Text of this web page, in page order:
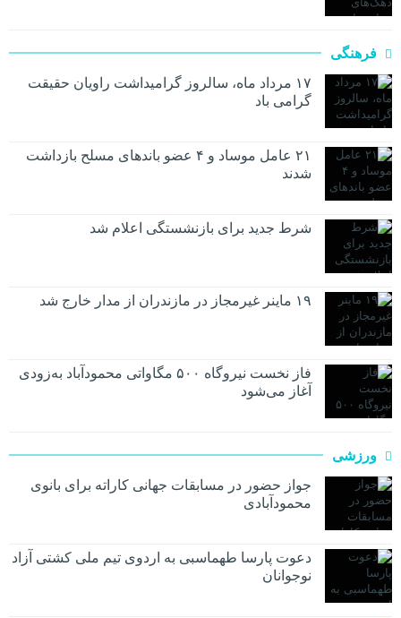
فرهنگی
۱۷ مرداد ماه، سالروز گرامیداشت راویان حقیقت
گرامی باد
۲۱ عامل موساد و ۴ عضو باند‌های مسلح بازداشت
شدند
شرط جدید برای بازنشستگی اعلام شد
۱۹ ماینر غیرمجاز در مازندران از مدار خارج شد
فاز نخست نیروگاه ۵۰۰ مگاواتی محمودآباد به‌زودی
آغاز می‌شود
ورزشی
جواز حضور در مسابقات جهانی کاراته برای بانوی
محمودآبادی
دعوت پارسا طهماسبی به اردوی تیم ملی کشتی آزاد
نوجوانان